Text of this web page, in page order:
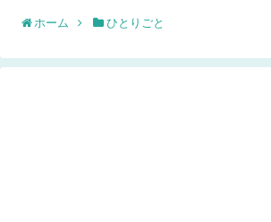
ホーム ひとりごと